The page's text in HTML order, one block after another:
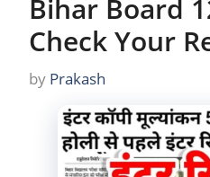
Bihar Board
Check Your
by Prakash